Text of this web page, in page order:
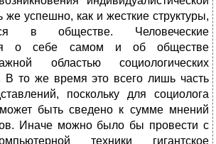
же успешно, как и жесткие структуры,
в обществе. Человеческие
о себе самом и об обществе
областью социологических
В то же время это всего лишь часть
поскольку для социолога
быть сведено к сумме мнений
Иначе можно было бы провести с
техники гигантское